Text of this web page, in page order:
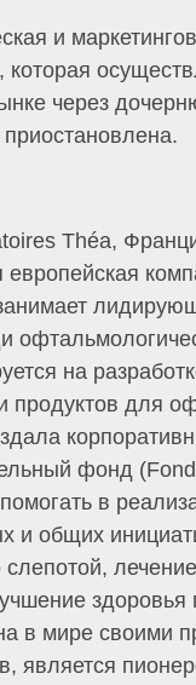
и
которая
через
Théa,
европейская
на
продуктов для
фонд
в
и общих
слепотой,
здоровья
в мире своими
является